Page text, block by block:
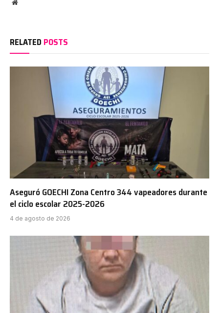
Website
RELATED POSTS
Aseguró GOECHI Zona Centro 344 vapeadores durante
el ciclo escolar 2025-2026
4 de agosto de 2026